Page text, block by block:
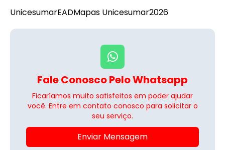
UnicesumarEADMapas Unicesumar2026
Fale Conosco Pelo Whatsapp
Ficaríamos muito satisfeitos em poder ajudar
você. Entre em contato conosco para solicitar o
seu serviço.
Enviar Mensagem